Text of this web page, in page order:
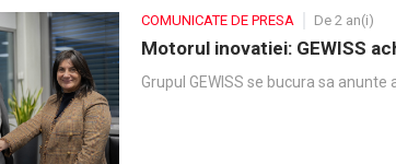
COMUNICATE DE PRESA De 2 an(i)
Motorul inovatiei: GEWISS
Grupul GEWISS se bucura sa